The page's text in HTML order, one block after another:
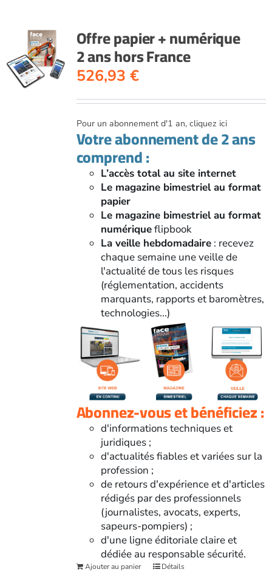
Offre papier + numérique
2 ans hors France
526,93 €
Pour un abonnement d'1 an, cliquez ici
Votre abonnement de 2 ans
comprend :
L’accès total au site internet
Le magazine bimestriel au format
papier
Le magazine bimestriel au format
numériqueflipbook
La veille hebdomadaire: recevez
chaque semaine une veille de
l'actualité de tous les risques
(réglementation, accidents
marquants, rapports et baromètres,
technologies...)
Abonnez-vous et bénéficiez :
d'informations techniques et
juridiques ;
d'actualités fiables et variées sur la
profession ;
de retours d'expérience et d'articles
rédigés par des professionnels
(journalistes, avocats, experts,
sapeurs-pompiers) ;
d'une ligne éditoriale claire et
dédiée au responsable sécurité.
Ajouter au panier Détails